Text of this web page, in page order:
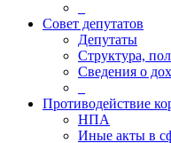
Совет депутатов
Депутаты
Структура,
Сведения о
Противодействие
НПА
Иные акты в